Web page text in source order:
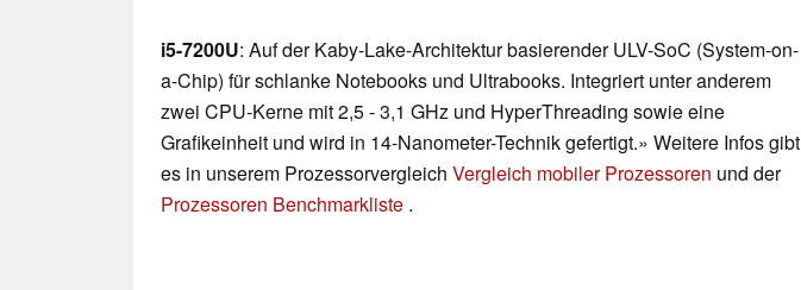
i5-7200U: Auf der Kaby-Lake-Architektur basierender ULV-SoC (System-on-
a-Chip) für schlanke Notebooks und Ultrabooks. Integriert unter anderem
zwei CPU-Kerne mit 2,5 - 3,1 GHz und HyperThreading sowie eine
Grafikeinheit und wird in 14-Nanometer-Technik gefertigt.» Weitere Infos gibt
es in unserem Prozessorvergleich Vergleich mobiler Prozessoren und der
Prozessoren Benchmarkliste .